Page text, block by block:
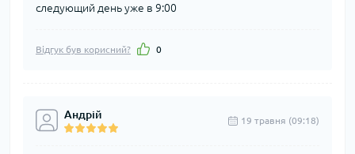
следующий день уже в 9:00
Відгук був корисний? 0
Андрій 19 травня (09:18)